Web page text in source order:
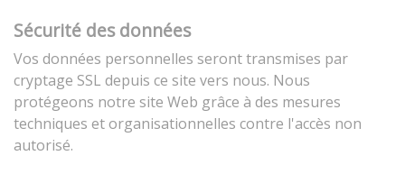
Sécurité des données
Vos données personnelles seront transmises par
cryptage SSL depuis ce site vers nous. Nous
protégeons notre site Web grâce à des mesures
techniques et organisationnelles contre l'accès non
autorisé.